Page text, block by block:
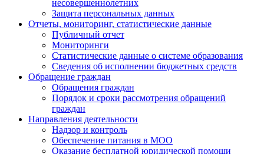
несовершеннолетних
Защита персональных данных
Отчеты, мониторинг, статистические данные
Публичный отчет
Мониторинги
Статистические данные о системе образования
Сведения об исполнении бюджетных средств
Обращение граждан
Обращения граждан
Порядок и сроки рассмотрения обращений
граждан
Направления деятельности
Надзор и контроль
Обеспечение питания в МОО
Оказание бесплатной юридической помощи